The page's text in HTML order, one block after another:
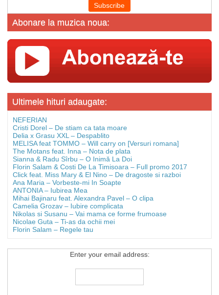
Abonare la muzica noua:
Ultimele hituri adaugate:
NEFERIAN
Cristi Dorel – De stiam ca tata moare
Delia x Grasu XXL – Despablito
MELISA feat TOMMO – Will carry on [Versuri romana]
The Motans feat. Inna – Nota de plata
Sianna & Radu Sîrbu – O Inimă La Doi
Florin Salam & Costi De La Timisoara – Full promo 2017
Click feat. Miss Mary & El Nino – De dragoste si razboi
Ana Maria – Vorbeste-mi In Soapte
ANTONIA – Iubirea Mea
Mihai Bajinaru feat. Alexandra Pavel – O clipa
Camelia Grozav – Iubire complicata
Nikolas si Susanu – Vai mama ce forme frumoase
Nicolae Guta – Ti-as da ochii mei
Florin Salam – Regele tau
Enter your email address: